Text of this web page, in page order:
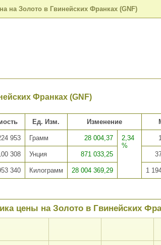
на Золото в Гвинейских Франках (GNF)
Франках (GNF)
Ед. Изм. Изменение
953 Грамм 28 004,37
2,34
%
308 Унция 871 033,25
340 Килограмм 28 004 369,29 1
цены на Золото в Гвинейских